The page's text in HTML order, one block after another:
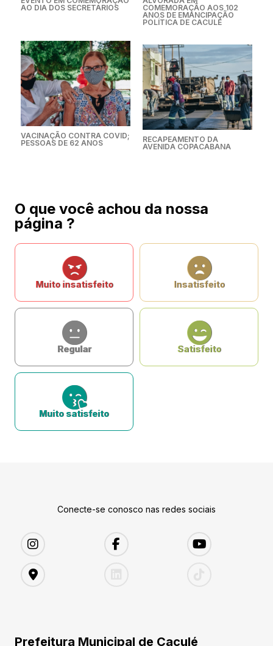
AO DIA DOS SECRETÁRIOS
COMEMORAÇÃO AOS 102
ANOS DE EMANCIPAÇÃO
POLÍTICA DE CACULÉ
VACINAÇÃO CONTRA COVID;
PESSOAS DE 62 ANOS
RECAPEAMENTO DA
AVENIDA COPACABANA
O que você achou da nossa
página ?
Muito insatisfeito Insatisfeito
Regular Satisfeito
Muito satisfeito
Conecte-se conosco nas redes sociais
Prefeitura Municipal de Caculé